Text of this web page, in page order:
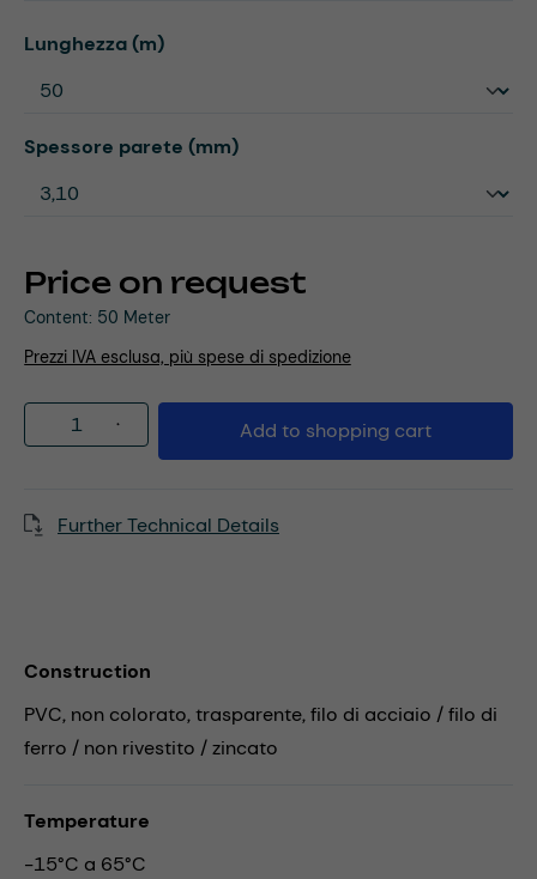
Price on request
Content: 50 Meter
Prezzi IVA esclusa, più spese di spedizione
Select
Lunghezza (m)
Select
Spessore parete (mm)
Product Quantity: Enter the desired
Add to shopping cart
Further Technical Details
Construction
PVC, non colorato, trasparente, filo di acciaio / filo di
ferro / non rivestito / zincato
Temperature
-15°C a 65°C